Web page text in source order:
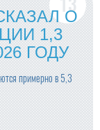
О
1,3
ГОДУ
примерно в 5,3